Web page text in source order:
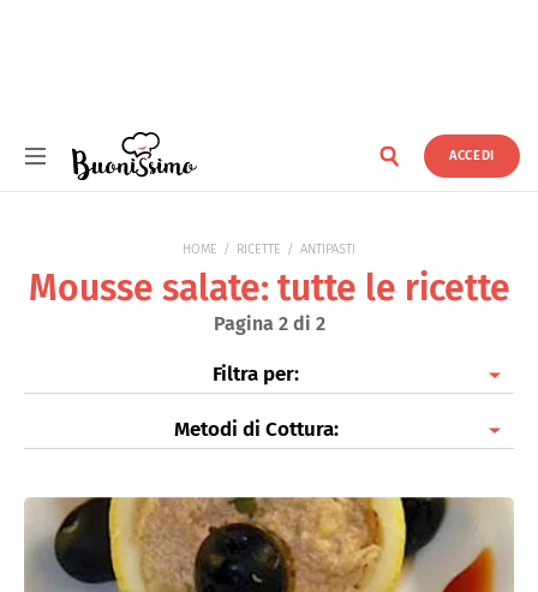
ACCEDI
HOME RICETTE ANTIPASTI
Mousse salate: tutte le ricette
Pagina 2 di 2
Filtra per:
Antipasti di Pesce
Finger Food
Antipasti di Carne
Metodi di Cottura: